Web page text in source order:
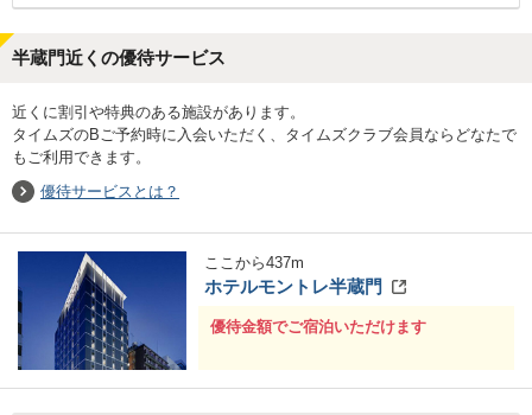
半蔵門近くの優待サービス
近くに割引や特典のある施設があります。
タイムズのBご予約時に入会いただく、タイムズクラブ会員ならどなたで
もご利用できます。
優待サービスとは？
ここから437m
ホテルモントレ半蔵門
優待金額でご宿泊いただけます